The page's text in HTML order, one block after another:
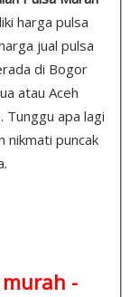
harga pulsa
jual pulsa
di Bogor
atau Aceh
Tunggu apa lagi
nikmati puncak
-